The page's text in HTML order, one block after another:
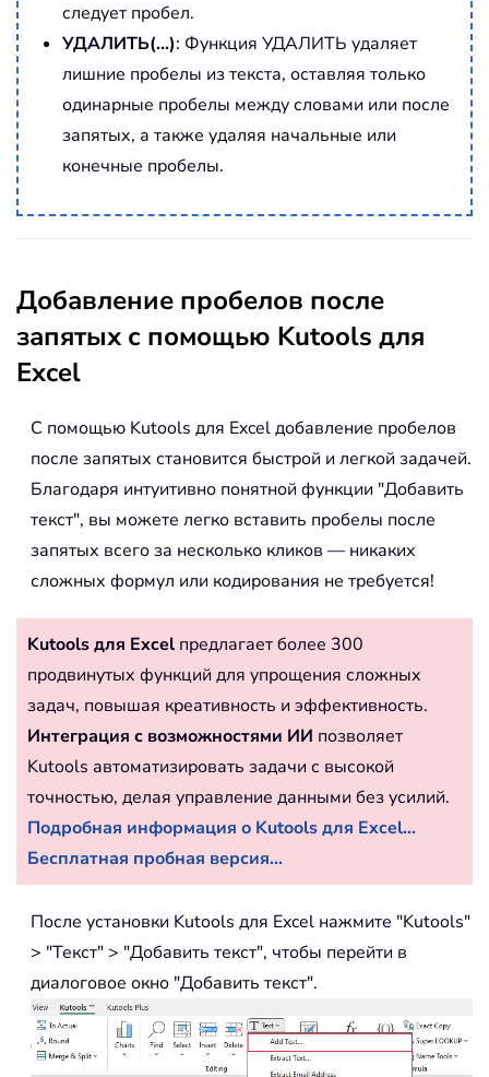
следует пробел.
УДАЛИТЬ(...): Функция УДАЛИТЬ удаляет
лишние пробелы из текста, оставляя только
одинарные пробелы между словами или после
запятых, а также удаляя начальные или
конечные пробелы.
Добавление пробелов после
запятых с помощью Kutools для
Excel
С помощью Kutools для Excel добавление пробелов
после запятых становится быстрой и легкой задачей.
Благодаря интуитивно понятной функции "Добавить
текст", вы можете легко вставить пробелы после
запятых всего за несколько кликов — никаких
сложных формул или кодирования не требуется!
Kutools для Excel предлагает более 300
продвинутых функций для упрощения сложных
задач, повышая креативность и эффективность.
Интеграция с возможностями ИИ позволяет
Kutools автоматизировать задачи с высокой
точностью, делая управление данными без усилий.
Подробная информация о Kutools для Excel...
Бесплатная пробная версия...
После установки Kutools для Excel нажмите "Kutools"
> "Текст" > "Добавить текст", чтобы перейти в
диалоговое окно "Добавить текст".